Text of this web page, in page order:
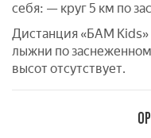
себя: — круг 5 км по
Дистанция «БАМ Kids»
лыжни по
высот отсутствует.